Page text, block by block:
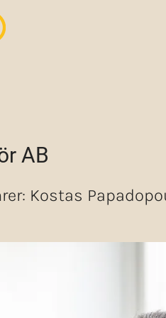
AB
Kostas